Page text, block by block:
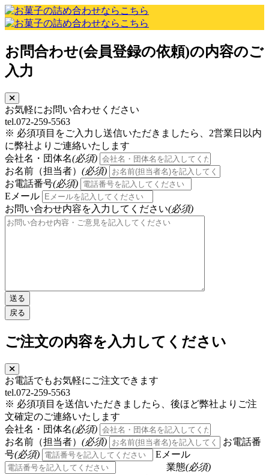
お問合わせ(会員登録の依頼)の内容のご
入力
お気軽にお問い合わせください
tel.072-259-5563
※ 必須項目をご入力し送信いただきましたら、2営業日以内
に弊社よりご連絡いたします
会社名・団体名(必須)
お名前（担当者） (必須)
お電話番号(必須)
Eメール
お問い合わせ内容を入力してください(必須)
ご注文の内容を入力してください
お電話でもお気軽にご注文できます
tel.072-259-5563
※ 必須項目を送信いただきましたら、後ほど弊社よりご注
文確定のご連絡いたします
会社名・団体名(必須)
お名前（担当者） (必須)
お電話番
号(必須)
Eメール
業態(必須)